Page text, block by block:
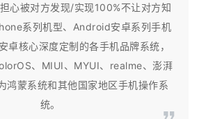
心被对方发现/实现100%不让对方知
系列机型、Android安卓系列手机
卓核心深度定制的各手机品牌系统，
、MIUI、MYUI、realme、澎湃
鸿蒙系统和其他国家地区手机操作系
统。